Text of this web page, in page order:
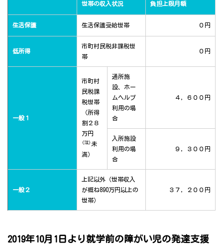
世帯の収入状況 負担上限月額
生活保護 生活保護受給世帯 ０円
低所得
市町村民税非課税世
帯
０円
一般１
市町村
民税課
税世帯
（所得
割２８
万円
(注) 未
満）
通所施
設、ホー
ムヘルプ
利用の場
合
４，６００円
入所施設
利用の場
合
９，３００円
一般２
上記以外（世帯収入
が概ね890万円以上の
世帯）
３７，２００円
2019年10月1日より就学前の障がい児の発達支援